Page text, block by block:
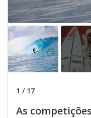
1 / 17
As